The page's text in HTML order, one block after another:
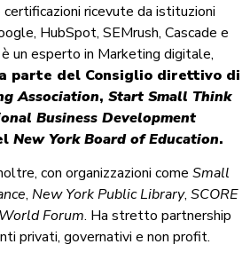
ricevute da istituzioni
HubSpot, SEMrush, Cascade e
un esperto in Marketing digitale,
parte del Consiglio direttivo di
Association, Start Small Think
Business Development
New York Board of Education.
con organizzazioni come Small
, New York Public Library, SCORE
Forum. Ha stretto partnership
privati, governativi e non profit.